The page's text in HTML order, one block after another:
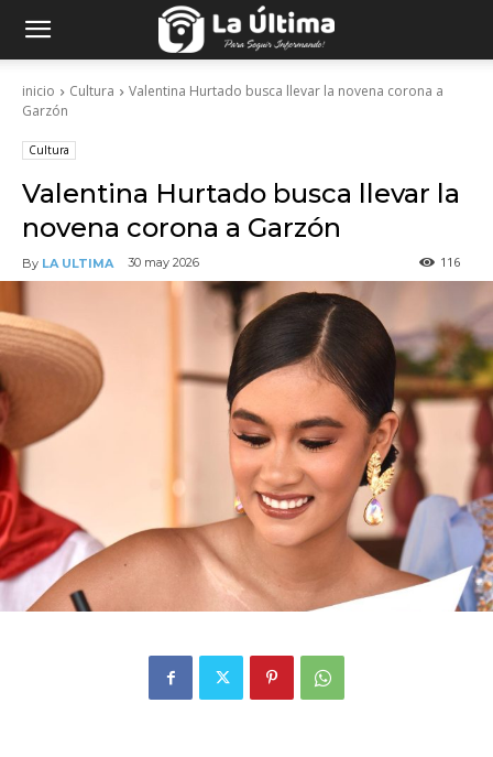
inicio Cultura
Valentina Hurtado busca llevar la novena corona a
Garzón
Cultura
Valentina Hurtado busca llevar la
novena corona a Garzón
By LA ULTIMA 30 may 2026 116